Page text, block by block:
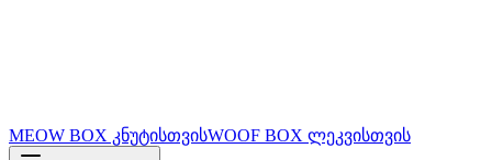
MEOW BOX კნუტისთვისWOOF BOX ლეკვისთვის